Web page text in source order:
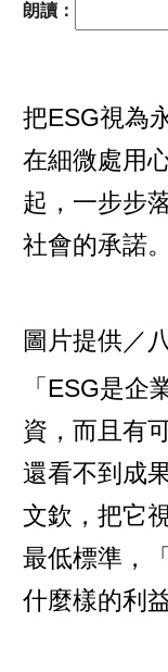
朗讀：
把ESG視為
在細微處用
起，一步步
社會的承諾。
圖片提供／
「ESG是企
資，而且有
還看不到成
文欽，把它
最低標準，
什麼樣的利